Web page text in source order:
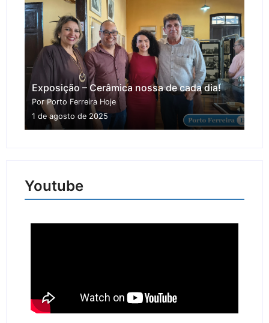
Exposição – Cerâmica nossa de cada dia!
Por Porto Ferreira Hoje
1 de agosto de 2025
Youtube